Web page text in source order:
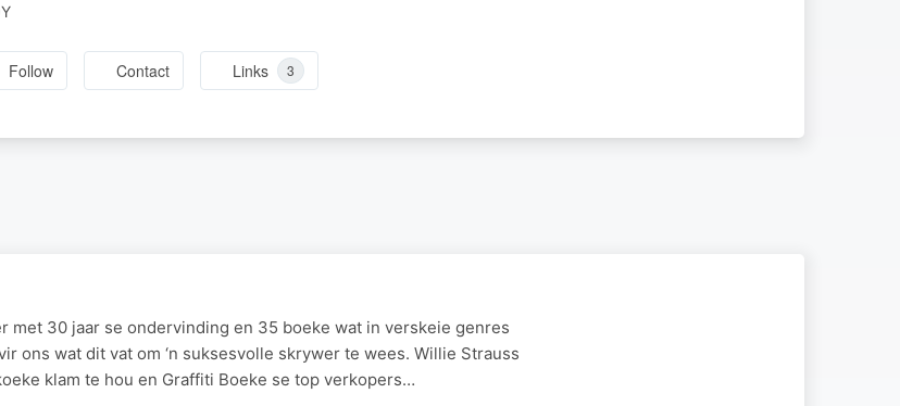
Follow Contact Links 3
met 30 jaar se ondervinding en 35 boeke wat in verskeie genres
ons wat dit vat om ‘n suksesvolle skrywer te wees. Willie Strauss
klam te hou en Graffiti Boeke se top verkopers…